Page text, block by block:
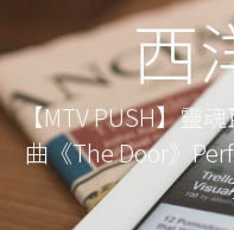
西
【MTV PUSH】靈
曲《The Door》